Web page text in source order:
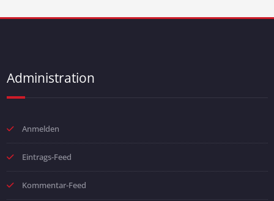
Administration
Anmelden
Eintrags-Feed
Kommentar-Feed